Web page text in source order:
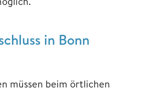
in Bonn
müssen beim örtlichen